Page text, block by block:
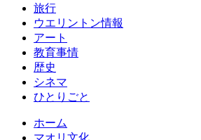
旅行
ウエリントン情報
アート
教育事情
歴史
シネマ
ひとりごと
ホーム
マオリ文化